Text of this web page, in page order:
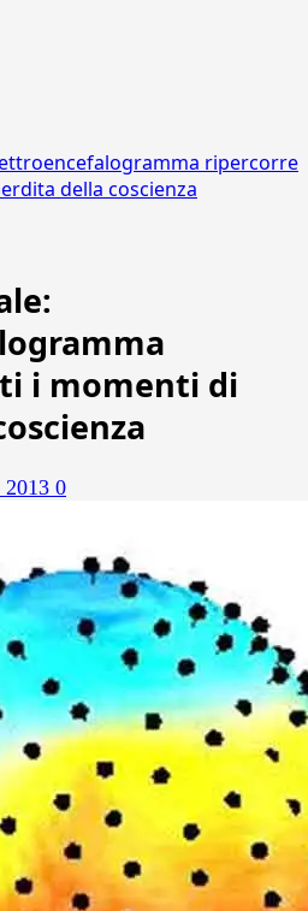
ripercorre
della coscienza
i momenti di
2013 0